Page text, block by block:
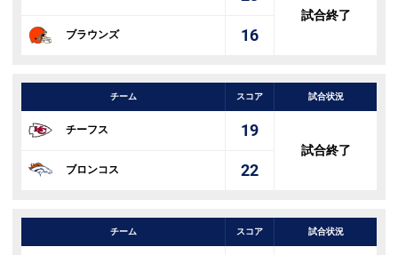
試合終了
ブラウンズ 16
チーム スコア 試合状況
チーフス 19
試合終了
ブロンコス 22
チーム スコア 試合状況